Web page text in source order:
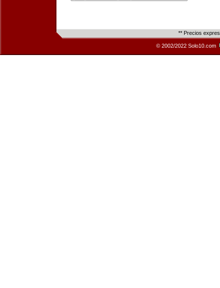
** Precios
© 2002/2022 Solo10.com